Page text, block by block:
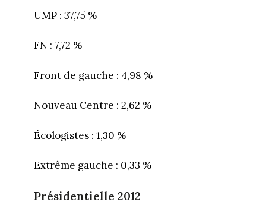
UMP : 37,75 %
FN : 7,72 %
Front de gauche : 4,98 %
Nouveau Centre : 2,62 %
Écologistes : 1,30 %
Extrême gauche : 0,33 %
Présidentielle 2012